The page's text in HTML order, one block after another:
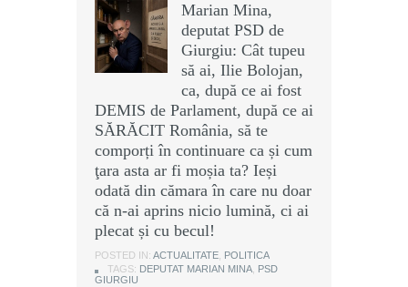
Marian Mina,
deputat PSD de
Giurgiu: Cât tupeu
să ai, Ilie Bolojan,
ca, după ce ai fost
DEMIS de Parlament, după ce ai
SĂRĂCIT România, să te
comporți în continuare ca și cum
ţara asta ar fi moșia ta? Ieși
odată din cămara în care nu doar
că n-ai aprins nicio lumină, ci ai
plecat și cu becul!
POSTED IN: ACTUALITATE
POLITICA
TAGS: DEPUTAT MARIAN MINA
PSD
GIURGIU